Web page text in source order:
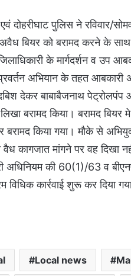
दोहरीघाट पुलिस ने रविवार/
बियर को बरामद करने के
के मार्गदर्शन व उप
अभियान के तहत आबकारी
देकर बाबाबैजनाथ पेट्रोलपंप
बरामद किया। बरामद
किया गया। मौके से
कागजात मांगने पर वह दिखा
अधिनियम की 60(1)/63 व
कार्रवाई शुरू कर दिया
Local news